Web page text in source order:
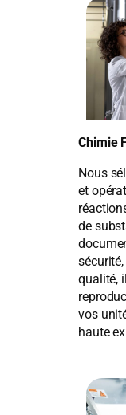
Chimie
Nous
et
de
qualité,
vos
haute